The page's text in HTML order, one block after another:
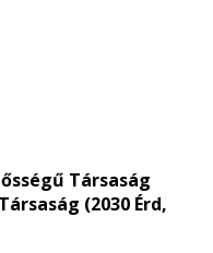
Társaság
(2030 Érd,